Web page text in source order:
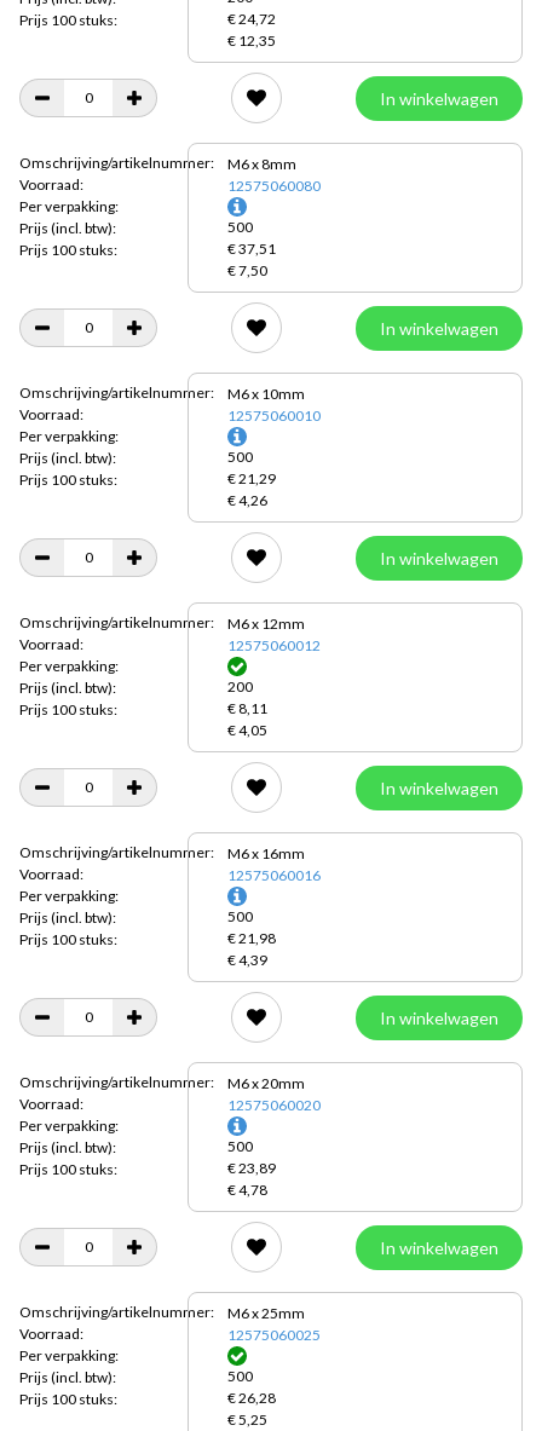
Prijs 100 stuks:
€ 24,72
€ 12,35
In winkelwagen
Omschrijving/artikelnummer:
Voorraad:
Per verpakking:
Prijs (incl. btw):
Prijs 100 stuks:
M6 x 8mm
12575060080
500
€ 37,51
€ 7,50
In winkelwagen
Omschrijving/artikelnummer:
Voorraad:
Per verpakking:
Prijs (incl. btw):
Prijs 100 stuks:
M6 x 10mm
12575060010
500
€ 21,29
€ 4,26
In winkelwagen
Omschrijving/artikelnummer:
Voorraad:
Per verpakking:
Prijs (incl. btw):
Prijs 100 stuks:
M6 x 12mm
12575060012
200
€ 8,11
€ 4,05
In winkelwagen
Omschrijving/artikelnummer:
Voorraad:
Per verpakking:
Prijs (incl. btw):
Prijs 100 stuks:
M6 x 16mm
12575060016
500
€ 21,98
€ 4,39
In winkelwagen
Omschrijving/artikelnummer:
Voorraad:
Per verpakking:
Prijs (incl. btw):
Prijs 100 stuks:
M6 x 20mm
12575060020
500
€ 23,89
€ 4,78
In winkelwagen
Omschrijving/artikelnummer:
Voorraad:
Per verpakking:
Prijs (incl. btw):
Prijs 100 stuks:
M6 x 25mm
12575060025
500
€ 26,28
€ 5,25